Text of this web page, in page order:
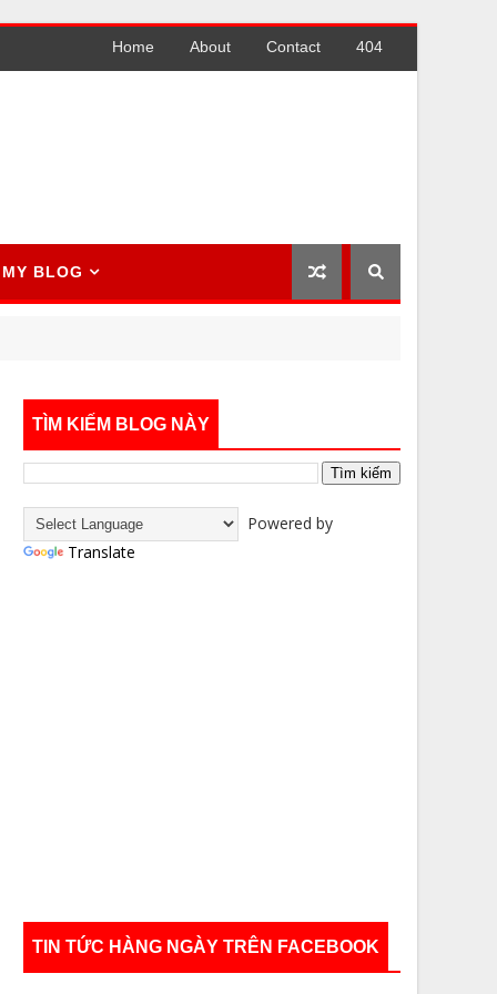
Home About Contact 404
MY BLOG
TÌM KIẾM BLOG NÀY
Powered by
Translate
TIN TỨC HÀNG NGÀY TRÊN FACEBOOK